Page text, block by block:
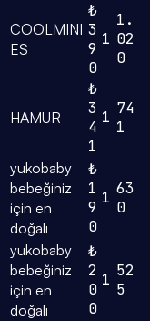
COOLMINI
ES
₺
3
9
0
1
1.
02
0
HAMUR
₺
3
4
1
1 74
1
yukobaby
bebeğiniz
için en
doğalı
₺
1
9
0
1 63
0
yukobaby
bebeğiniz
için en
doğalı
₺
2
0
0
1 52
5